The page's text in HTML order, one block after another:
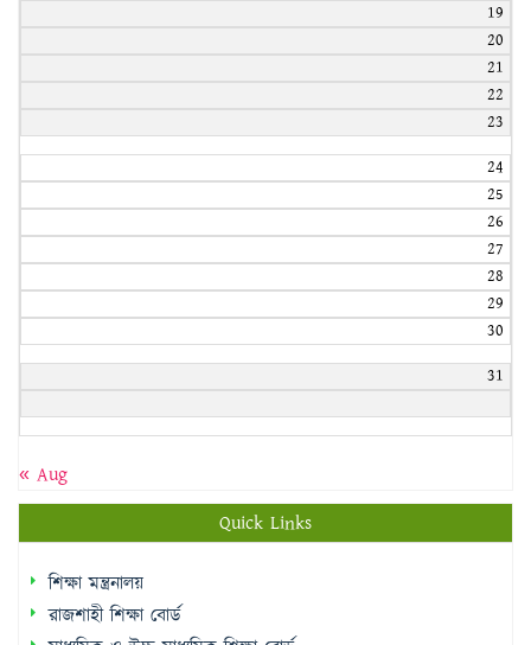
19
20
21
22
23
24
25
26
27
28
29
30
31
« Aug
Quick Links
শিক্ষা মন্ত্রনালয়
রাজশাহী শিক্ষা বোর্ড